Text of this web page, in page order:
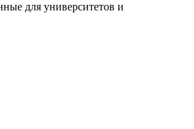
для университетов и